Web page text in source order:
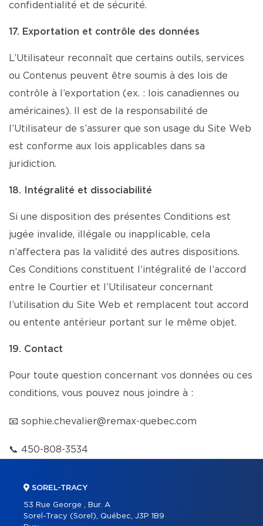
confidentialité et de sécurité.
17. Exportation et contrôle des données
L’Utilisateur reconnaît que certains outils, services
ou Contenus peuvent être soumis à des lois de
contrôle à l’exportation (ex. : lois canadiennes ou
américaines). Il est de la responsabilité de
l’Utilisateur de s’assurer que son usage du Site Web
est conforme aux lois applicables dans sa
juridiction.
18. Intégralité et dissociabilité
Si une disposition des présentes Conditions est
jugée invalide, illégale ou inapplicable, cela
n’affectera pas la validité des autres dispositions.
Ces Conditions constituent l’intégralité de l’accord
entre le Courtier et l’Utilisateur concernant
l’utilisation du Site Web et remplacent tout accord
ou entente antérieur portant sur le même objet.
19. Contact
Pour toute question concernant vos données ou ces
conditions, vous pouvez nous joindre à :
📧 sophie.chevalier@remax-quebec.com
📞 450-808-3534
SOREL-TRACY
53 Rue George , Bur. A
Sorel-Tracy (Sorel), Québec, J3P 1B9